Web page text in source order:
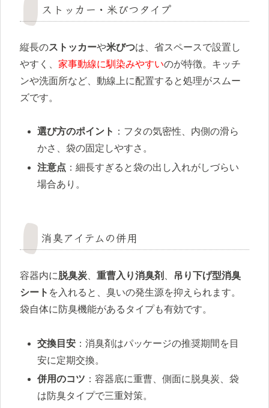
ストッカー・米びつタイプ
縦長のストッカーや米びつは、省スペースで設置し
やすく、 家事動線に馴染みやすいのが特徴。キッチ
ンや洗面所など、動線上に配置すると処理がスムー
ズです。
選び方のポイント ：フタの気密性、内側の滑ら
かさ、袋の固定しやすさ。
注意点 ：細長すぎると袋の出し入れがしづらい
場合あり。
消臭アイテムの併用
容器内に脱臭炭 重曹入り消臭剤
吊り下げ型消臭
シート を入れると、臭いの発生源を抑えられます。
袋自体に防臭機能があるタイプも有効です。
交換目安 ：消臭剤はパッケージの推奨期間を目
安に定期交換。
併用のコツ ：容器底に重曹、側面に脱臭炭、袋
は防臭タイプで三重対策。